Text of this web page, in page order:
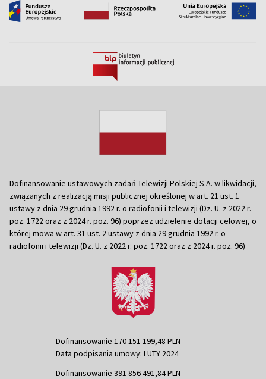
Dofinansowanie ustawowych zadań Telewizji Polskiej S.A. w likwidacji,
związanych z realizacją misji publicznej określonej w art. 21 ust. 1
ustawy z dnia 29 grudnia 1992 r. o radiofonii i telewizji (Dz. U. z 2022 r.
poz. 1722 oraz z 2024 r. poz. 96) poprzez udzielenie dotacji celowej, o
której mowa w art. 31 ust. 2 ustawy z dnia 29 grudnia 1992 r. o
radiofonii i telewizji (Dz. U. z 2022 r. poz. 1722 oraz z 2024 r. poz. 96)
Dofinansowanie 170 151 199,48 PLN
Data podpisania umowy: LUTY 2024
Dofinansowanie 391 856 491,84 PLN